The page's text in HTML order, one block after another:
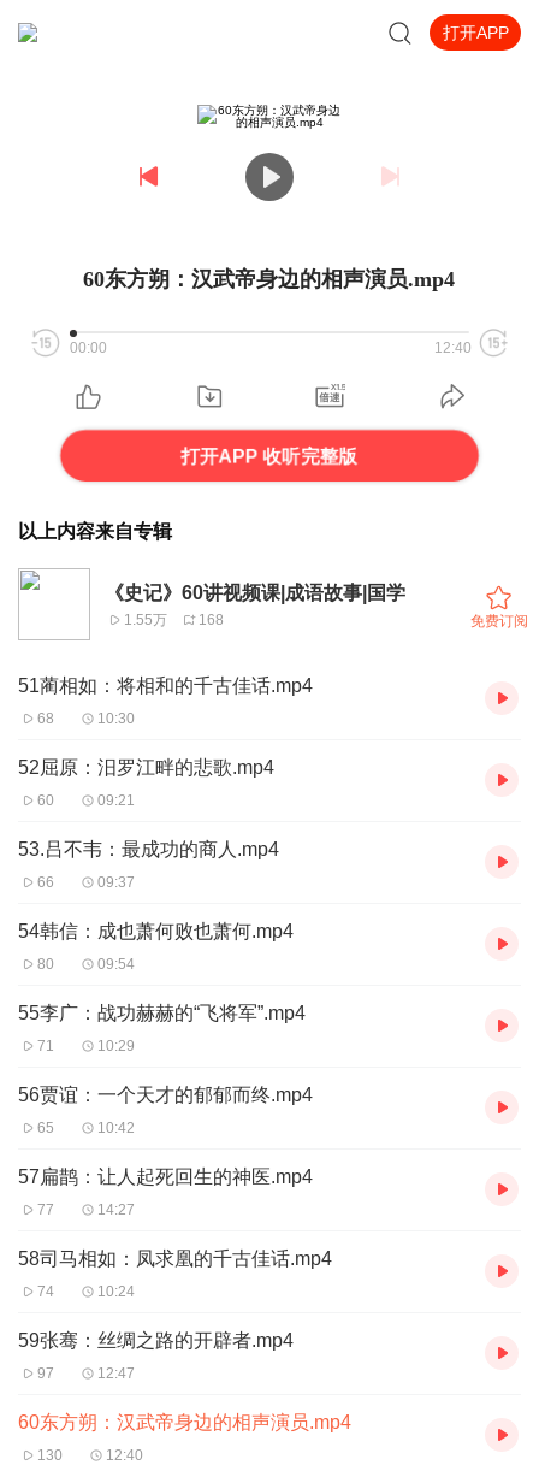
打开APP
60东方朔：汉武帝身边的相声演员.mp4
00:00 12:40
打开APP 收听完整版
以上内容来自专辑
《史记》60讲视频课|成语故事|国学
1.55万 168 免费订阅
51蔺相如：将相和的千古佳话.mp4
68 10:30
52屈原：汨罗江畔的悲歌.mp4
60 09:21
53.吕不韦：最成功的商人.mp4
66 09:37
54韩信：成也萧何败也萧何.mp4
80 09:54
55李广：战功赫赫的“飞将军”.mp4
71 10:29
56贾谊：一个天才的郁郁而终.mp4
65 10:42
57扁鹊：让人起死回生的神医.mp4
77 14:27
58司马相如：凤求凰的千古佳话.mp4
74 10:24
59张骞：丝绸之路的开辟者.mp4
97 12:47
60东方朔：汉武帝身边的相声演员.mp4
130 12:40